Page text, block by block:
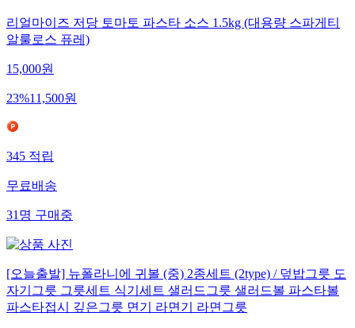
리얼마이즈 저당 토마토 파스타 소스 1.5kg (대용량 스파게티
알룰로스 퓨레)
15,000원
23%11,500원
345 적립
무료배송
31 명 구매중
[오늘출발] 뉴폴라니에 귀볼 (중) 2종세트 (2type) / 덮밥그릇 도
자기그릇 그릇세트 식기세트 샐러드그릇 샐러드볼 파스타볼
파스타접시 깊은그릇 면기 라면기 라면그릇